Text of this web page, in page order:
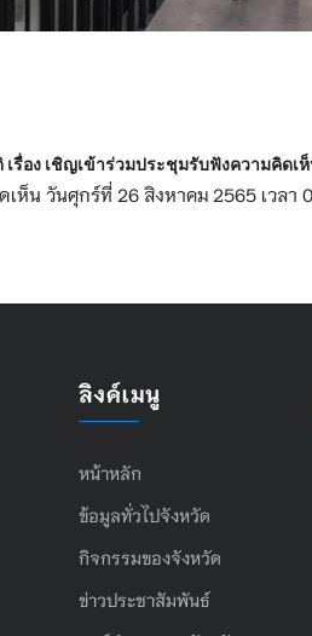
รื่อง เชิญเข้าร่วมประชุมรับฟังความคิด
ห็น วันศุกร์ที่ 26 สิงหาคม 2565 เวลา
ลิงค์เมนู
หน้าหลัก
ข้อมูลทั่วไปจังหวัด
กิจกรรมของจังหวัด
ข่าวประชาสัมพันธ์